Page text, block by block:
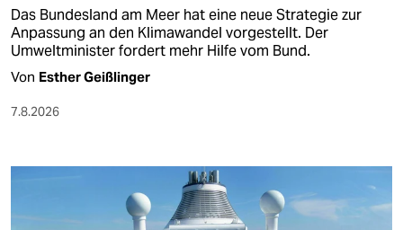
Das Bundesland am Meer hat eine neue Strategie zur
Anpassung an den Klimawandel vorgestellt. Der
Umweltminister fordert mehr Hilfe vom Bund.
Von Esther Geißlinger
7.8.2026